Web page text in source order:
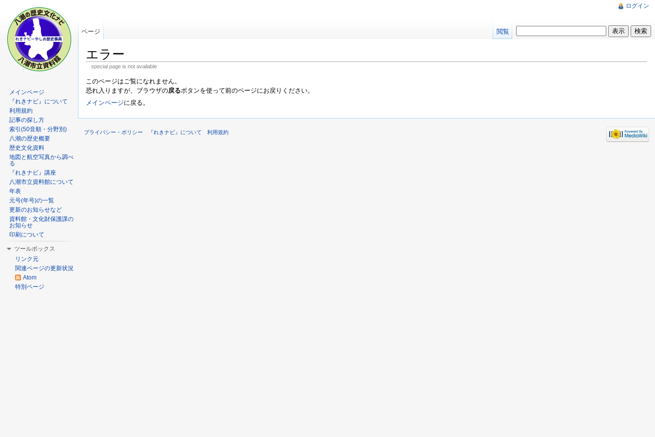
エラー
special page is not available
このページはご覧になれません。
恐れ入りますが、ブラウザの戻るボタンを使って前のページにお戻りください。
メインページに戻る。
ログイン
ページ 閲覧
メインページ
『れきナビ』について
利用規約
記事の探し方
索引(50音順・分野別)
八潮の歴史概要
歴史文化資料
地図と航空写真から調べ
る
『れきナビ』講座
八潮市立資料館について
年表
元号(年号)の一覧
更新のお知らせなど
資料館・文化財保護課の
お知らせ
印刷について
ツールボックス
リンク元
関連ページの更新状況
Atom
特別ページ
プライバシー・ポリシー 『れきナビ』について 利用規約